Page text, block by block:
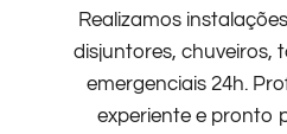
Realizamos
disjuntores, chuveiros,
emergenciais 24h.
experiente e pronto